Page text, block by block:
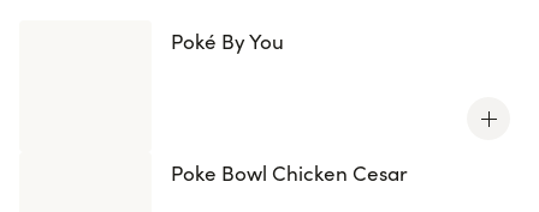
Poké By You
Poke Bowl Chicken Cesar